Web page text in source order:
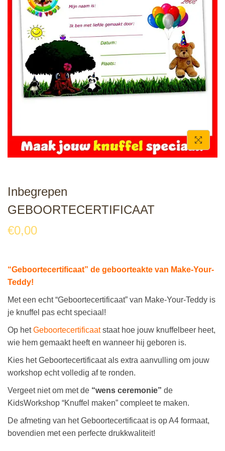
Inbegrepen
GEBOORTECERTIFICAAT
€0,00
“Geboortecertificaat” de geboorteakte van Make-Your-
Teddy!
Met een echt “Geboortecertificaat” van Make-Your-Teddy is
je knuffel pas echt speciaal!
Op hetGeboortecertificaatstaat hoe jouw knuffelbeer heet,
wie hem gemaakt heeft en wanneer hij geboren is.
Kies het Geboortecertificaat als extra aanvulling om jouw
workshop echt volledig af te ronden.
Vergeet niet om met de “wens ceremonie” de
KidsWorkshop “Knuffel maken” compleet te maken.
De afmeting van het Geboortecertificaat is op A4 formaat,
bovendien met een perfecte drukkwaliteit!